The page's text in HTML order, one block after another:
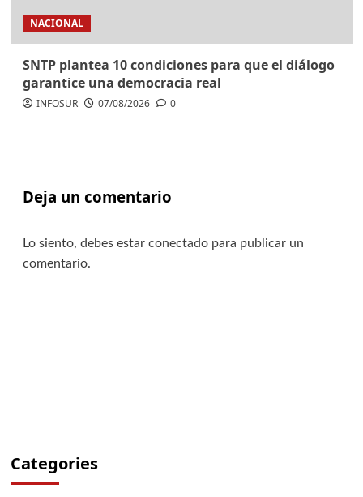
NACIONAL
SNTP plantea 10 condiciones para que el diálogo
garantice una democracia real
INFOSUR 07/08/2026 0
Deja un comentario
Lo siento, debes estar conectadopara publicar un
comentario.
Categories